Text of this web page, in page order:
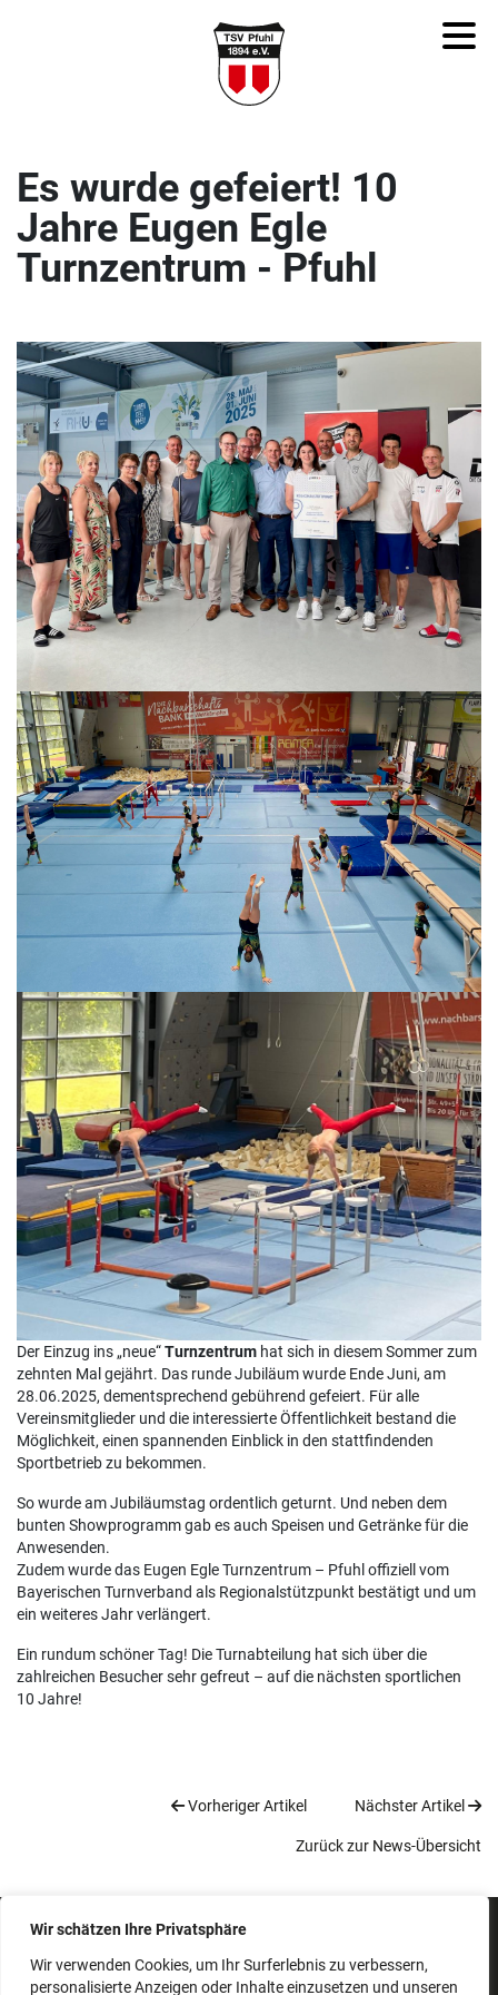
Wir schätzen Ihre Privatsphäre
Wir verwenden Cookies, um Ihr Surferlebnis zu verbessern,
personalisierte Anzeigen oder Inhalte einzusetzen und unseren
Es wurde gefeiert! 10
Jahre Eugen Egle
Turnzentrum - Pfuhl
Der Einzug ins „neue“Turnzentrum hat sich in diesem Sommer zum
zehnten Mal gejährt. Das runde Jubiläum wurde Ende Juni, am
28.06.2025, dementsprechend gebührend gefeiert. Für alle
Vereinsmitglieder und die interessierte Öffentlichkeit bestand die
Möglichkeit, einen spannenden Einblick in den stattfindenden
Sportbetrieb zu bekommen.
So wurde am Jubiläumstag ordentlich geturnt. Und neben dem
bunten Showprogramm gab es auch Speisen und Getränke für die
Anwesenden.
Zudem wurde das Eugen Egle Turnzentrum – Pfuhl offiziell vom
Bayerischen Turnverband als Regionalstützpunkt bestätigt und um
ein weiteres Jahr verlängert.
Ein rundum schöner Tag! Die Turnabteilung hat sich über die
zahlreichen Besucher sehr gefreut – auf die nächsten sportlichen
10 Jahre!
Vorheriger Artikel Nächster Artikel
Zurück zur News-Übersicht
IMPRESSUM
SATZUNG
BEITRAGSORDNUNG